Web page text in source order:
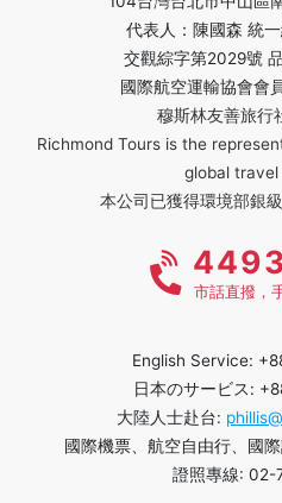
代表人：陳國森 統
交觀綜字第2029號
國際航空運輸協會會
穆斯林友善旅行
Richmond Tours is the
global
本公司已獲得環境部銀
市話直撥，
English Service:
日本のサービス:
大陸人士赴台:
國際機票、航空自由行、國
證照專線: